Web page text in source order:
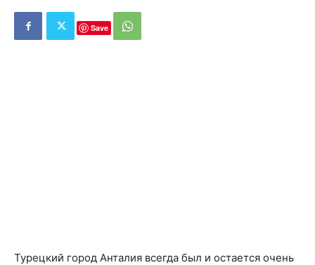
Save
Турецкий город Анталия всегда был и остается очень